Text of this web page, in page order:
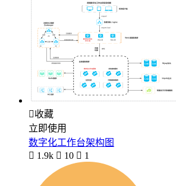
收藏
立即使用
数字化工作台架构图
 1.9k  10  1